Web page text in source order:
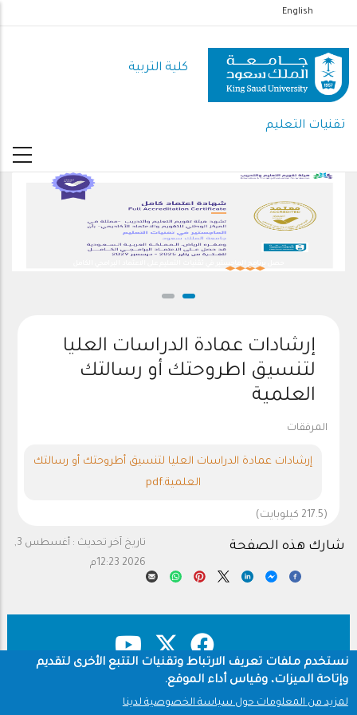
إلى
المحتوى
الرئيسي
English
كلية التربية
تقنيات التعليم
إرشادات عمادة الدراسات العليا
لتنسيق اطروحتك أو رسالتك
العلمية
المرفقات
إرشادات عمادة الدراسات العليا لتنسيق أطروحتك أو رسالتك
العلمية.pdf
(217.5 كيلوبايت)
تاريخ آخر تحديث :
أغسطس 3,
2026 12:23م
شارك هذه الصفحة
Footer
نستخدم ملفات تعريف الارتباط وتقنيات التتبع الأخرى لتقديم
وإتاحة الميزات، وقياس أداء الموقع.
لمزيد من المعلومات حول سياسة الخصوصية لدينا